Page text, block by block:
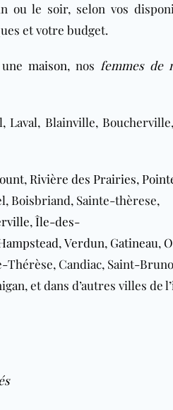
ou le soir, selon vos
et votre budget.
maison, nos femmes de
Laval, Blainville,
, Rivière des Prairies,
Boisbriand, Sainte-thèrese,
,Île-des-
,Verdun, Gatineau,
Thérèse, Candiac, Saint-
et dans d’autres villes de